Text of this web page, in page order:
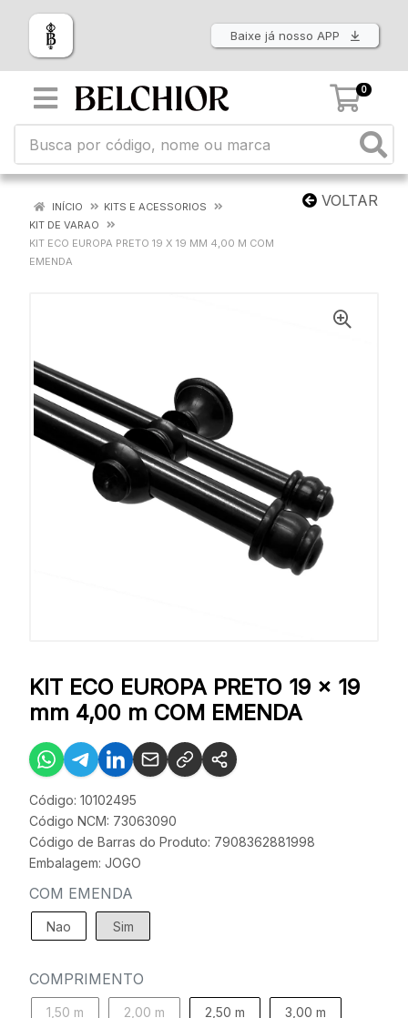
Baixe já nosso APP
0
VOLTAR
INÍCIO
KITS E ACESSORIOS
KIT DE VARAO
KIT ECO EUROPA PRETO 19 X 19 MM 4,00 M COM
EMENDA
KIT ECO EUROPA PRETO 19 x 19
mm 4,00 m COM EMENDA
Código: 10102495
Código NCM: 73063090
Código de Barras do Produto: 7908362881998
Embalagem: JOGO
COM EMENDA
Nao Sim
COMPRIMENTO
1,50 m 2,00 m 2,50 m 3,00 m